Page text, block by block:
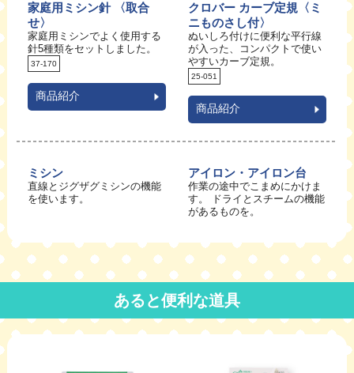
家庭用ミシン針 〈取合
せ〉
家庭用ミシンでよく使用する
針5種類をセットしました。
37-170
商品紹介
クロバー カーブ定規〈ミ
ニものさし付〉
ぬいしろ付けに便利な平行線
が入った、コンパクトで使い
やすいカーブ定規。
25-051
商品紹介
ミシン
直線とジグザグミシンの機能
を使います。
アイロン・アイロン台
作業の途中でこまめにかけま
す。 ドライとスチームの機能
があるものを。
あると便利な道具